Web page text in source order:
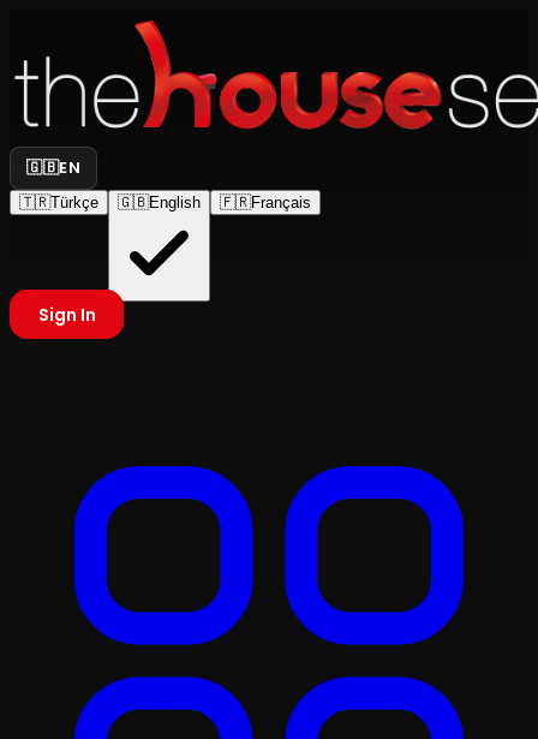
🇬🇧EN
🇹🇷Türkçe 🇬🇧English 🇫🇷Français
Sign In